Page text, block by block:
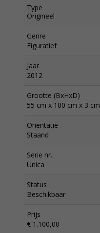
Type
Origineel
Genre
Figuratief
Jaar
2012
Grootte (BxHxD)
55 cm x 100 cm x 3 cm
Oriëntatie
Staand
Serie nr.
Unica
Status
Beschikbaar
Prijs
€ 1.100,00